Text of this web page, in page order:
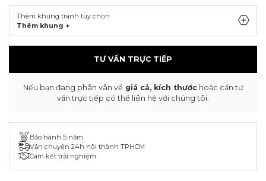
Thêm khung tranh tùy chọn
Thêm khung +
TƯ VẤN TRỰC TIẾP
Nếu bạn đang phân vân về giá cả, kích thước hoặc cần tư
vấn trực tiếp có thể liên hệ với chúng tôi.
Bảo hành 5 năm
Vận chuyển 24h nội thành TPHCM
Cam kết trải nghiệm